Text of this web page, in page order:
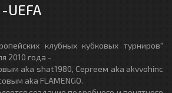
-UEFA
клубных кубковых турниров"
2010 года -
aka shat1980, Сергеем aka akvvohinc
aka FLAMENGO.